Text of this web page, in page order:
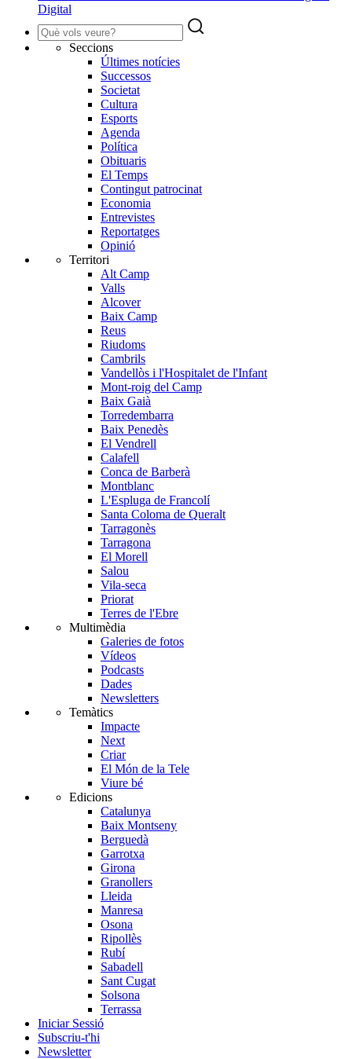
Digital
Seccions
Últimes notícies
Successos
Societat
Cultura
Esports
Agenda
Política
Obituaris
El Temps
Contingut patrocinat
Economia
Entrevistes
Reportatges
Opinió
Territori
Alt Camp
Valls
Alcover
Baix Camp
Reus
Riudoms
Cambrils
Vandellòs i l'Hospitalet de l'Infant
Mont-roig del Camp
Baix Gaià
Torredembarra
Baix Penedès
El Vendrell
Calafell
Conca de Barberà
Montblanc
L'Espluga de Francolí
Santa Coloma de Queralt
Tarragonès
Tarragona
El Morell
Salou
Vila-seca
Priorat
Terres de l'Ebre
Multimèdia
Galeries de fotos
Vídeos
Podcasts
Dades
Newsletters
Temàtics
Impacte
Next
Criar
El Món de la Tele
Viure bé
Edicions
Catalunya
Baix Montseny
Berguedà
Garrotxa
Girona
Granollers
Lleida
Manresa
Osona
Ripollès
Rubí
Sabadell
Sant Cugat
Solsona
Terrassa
Iniciar Sessió
Subscriu-t'hi
Newsletter